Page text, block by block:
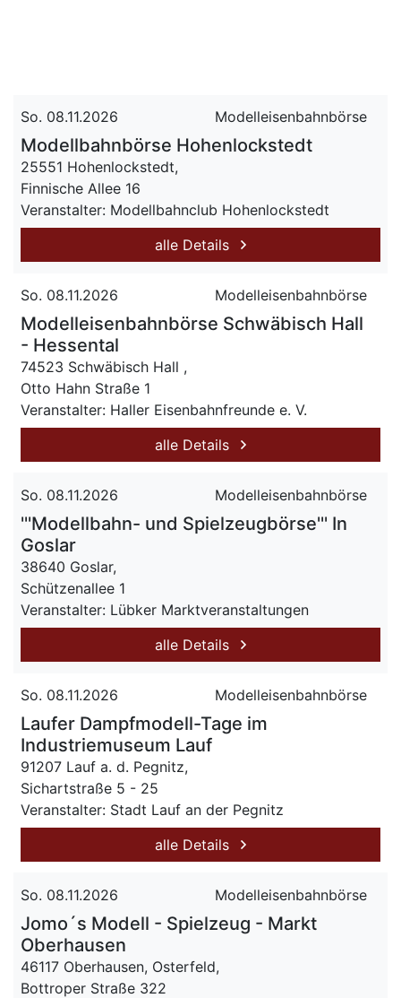
So. 08.11.2026 Modelleisenbahnbörse
Modellbahnbörse Hohenlockstedt
25551 Hohenlockstedt,
Finnische Allee 16
Veranstalter: Modellbahnclub Hohenlockstedt
alle Details
So. 08.11.2026 Modelleisenbahnbörse
Modelleisenbahnbörse Schwäbisch Hall
- Hessental
74523 Schwäbisch Hall ,
Otto Hahn Straße 1
Veranstalter: Haller Eisenbahnfreunde e. V.
alle Details
So. 08.11.2026 Modelleisenbahnbörse
'''Modellbahn- und Spielzeugbörse''' In
Goslar
38640 Goslar,
Schützenallee 1
Veranstalter: Lübker Marktveranstaltungen
alle Details
So. 08.11.2026 Modelleisenbahnbörse
Laufer Dampfmodell-Tage im
Industriemuseum Lauf
91207 Lauf a. d. Pegnitz,
Sichartstraße 5 - 25
Veranstalter: Stadt Lauf an der Pegnitz
alle Details
So. 08.11.2026 Modelleisenbahnbörse
Jomo´s Modell - Spielzeug - Markt
Oberhausen
46117 Oberhausen, Osterfeld,
Bottroper Straße 322